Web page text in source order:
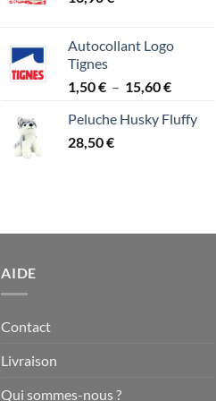
Autocollant Logo
Tignes
1,50€ – 15,60€Plage
prix :
Peluche Husky Fluffy
28,50€
AIDE
Contact
Livraison
Qui sommes-nous ?